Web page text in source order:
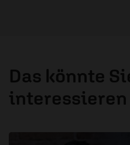
Das könnte
interessieren